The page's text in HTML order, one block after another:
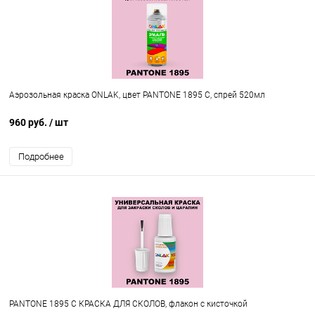
Аэрозольная краска ONLAK, цвет PANTONE 1895 C, спрей 520мл
960 руб. / шт
Подробнее
PANTONE 1895 C КРАСКА ДЛЯ СКОЛОВ, флакон с кисточкой